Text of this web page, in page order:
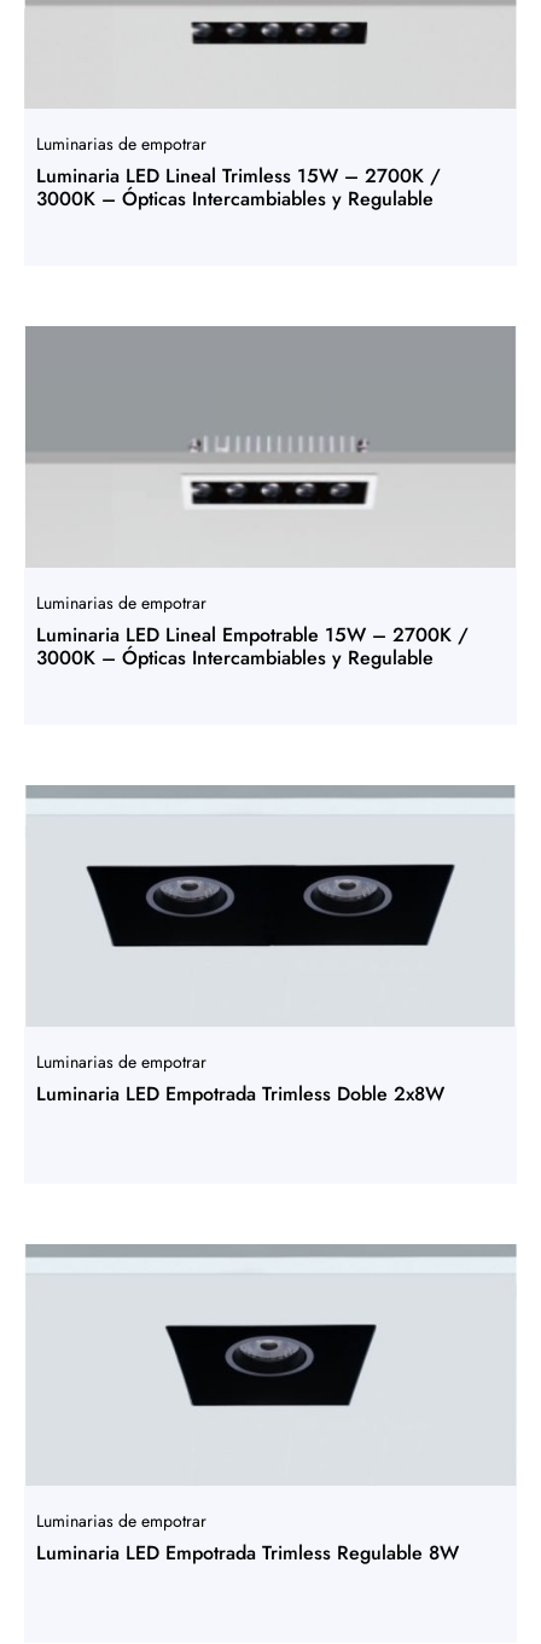
Luminarias de empotrar
Luminaria LED Lineal Trimless 15W – 2700K /
3000K – Ópticas Intercambiables y Regulable
Luminarias de empotrar
Luminaria LED Lineal Empotrable 15W – 2700K /
3000K – Ópticas Intercambiables y Regulable
Luminarias de empotrar
Luminaria LED Empotrada Trimless Doble 2x8W
Luminarias de empotrar
Luminaria LED Empotrada Trimless Regulable 8W